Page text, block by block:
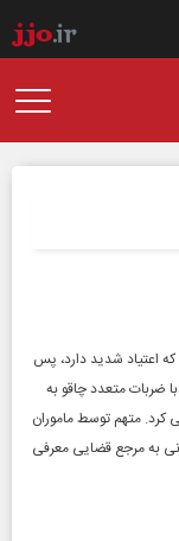
منطقه دریاسر لنگرود. پدر ۴۴ ساله‌ای که اعتیاد شدید دارد، پس
ضربات متعدد چاقو به
متهم توسط ماموران
به مرجع قضایی معرفی